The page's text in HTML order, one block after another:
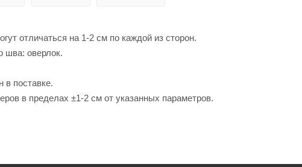
отличаться на 1-2 см по каждой из сторон.
шва: оверлок.
в поставке.
в пределах ±1-2 см от указанных параметров.